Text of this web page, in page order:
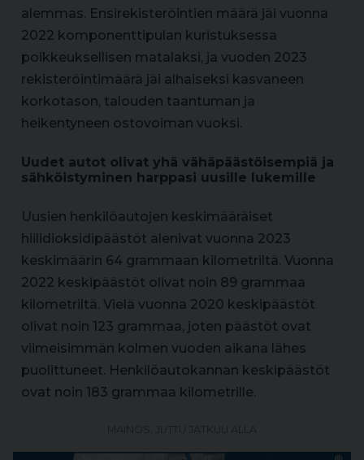
alemmas. Ensirekisteröintien määrä jäi vuonna
2022 komponenttipulan kuristuksessa
poikkeuksellisen matalaksi, ja vuoden 2023
rekisteröintimäärä jäi alhaiseksi kasvaneen
korkotason, talouden taantuman ja
heikentyneen ostovoiman vuoksi.
Uudet autot olivat yhä vähäpäästöisempiä ja
sähköistyminen harppasi uusille lukemille
Uusien henkilöautojen keskimääräiset
hiilidioksidipäästöt alenivat vuonna 2023
keskimäärin 64 grammaan kilometriltä. Vuonna
2022 keskipäästöt olivat noin 89 grammaa
kilometriltä. Vielä vuonna 2020 keskipäästöt
olivat noin 123 grammaa, joten päästöt ovat
viimeisimmän kolmen vuoden aikana lähes
puolittuneet. Henkilöautokannan keskipäästöt
ovat noin 183 grammaa kilometrille.